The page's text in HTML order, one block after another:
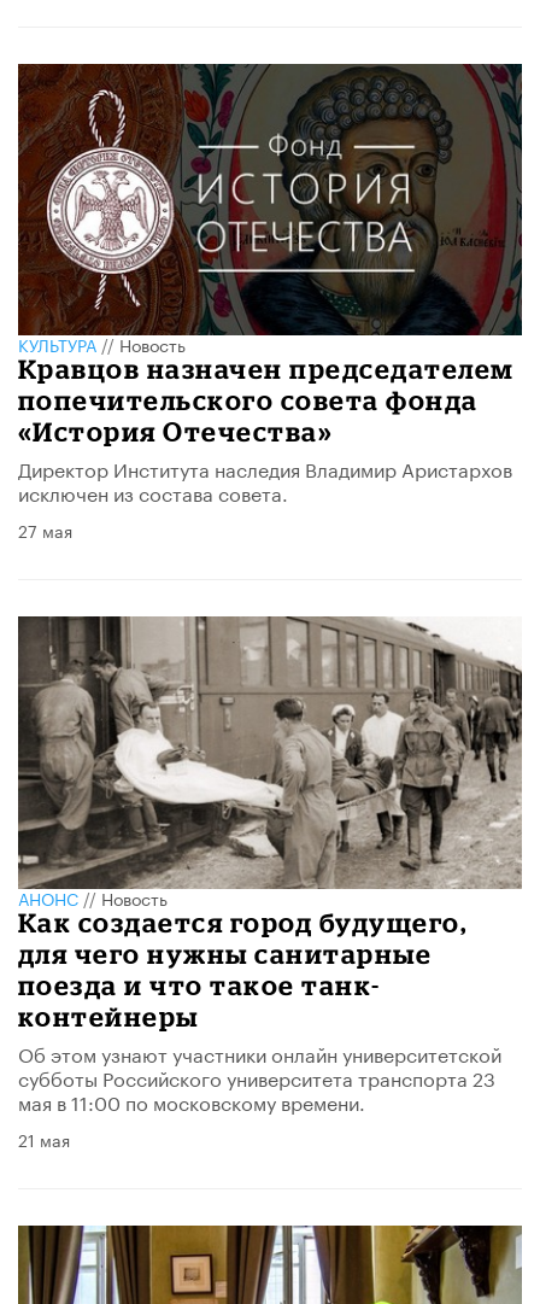
КУЛЬТУРА//Новость
Кравцов назначен председателем
попечительского совета фонда
«История Отечества»
Директор Института наследия Владимир Аристархов
исключен из состава совета.
27 мая
АНОНС//Новость
Как создается город будущего,
для чего нужны санитарные
поезда и что такое танк-
контейнеры
Об этом узнают участники онлайн университетской
субботы Российского университета транспорта 23
мая в 11:00 по московскому времени.
21 мая